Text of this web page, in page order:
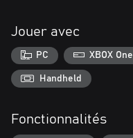
Jouer avec
PC XBOX One
Handheld
Fonctionnalités